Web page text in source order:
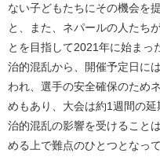
ない子どもたちにその機会を
と、また、ネパールの人たち
とを目指して2021年に始まっ
治的混乱から、開催予定日に
われ、選手の安全確保のため
めもあり、大会は約1週間の
治的混乱の影響を受けること
める上で難点のひとつとなって